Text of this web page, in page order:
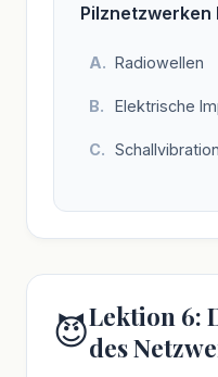
Radiowellen
Elektrische
😈Lektion 6:
des